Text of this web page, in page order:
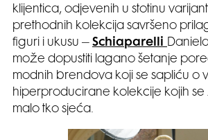
klijentica, odjevenih u stotinu
prethodnih kolekcija savršeno
figuri i ukusu – Schiaparelli
može dopustiti lagano šetanje
modnih brendova koji se sapliću o
hiperproducirane kolekcije kojih
malo tko sjeća.